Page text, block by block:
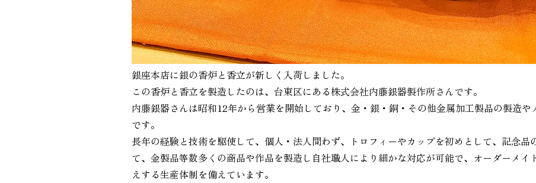
銀座本店に銀の香炉と香立が新しく入荷しました。
この香炉と香立を製造したのは、台東区にある株式会社内藤銀器製作所さんです。
内藤銀器さんは昭和12年から営業を開始しており、金・銀・銅・その他金属加工製品の製造
です。
長年の経験と技術を駆使して、個人・法人問わず、トロフィーやカップを初めとして、記念品
て、金製品等数多くの商品や作品を製造し自社職人により細かな対応が可能で、オーダーメイ
えする生産体制を備えています。